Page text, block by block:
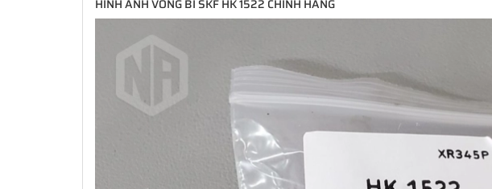
HÌNH ẢNH VÒNG BI SKF HK 1522 CHÍNH HÃNG